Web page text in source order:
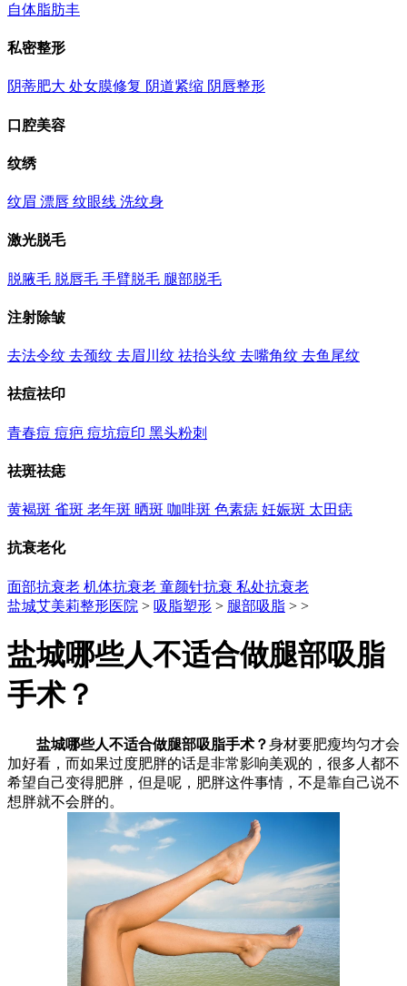
自体脂肪丰
私密整形
阴蒂肥大 处女膜修复 阴道紧缩 阴唇整形
口腔美容
纹绣
纹眉 漂唇 纹眼线 洗纹身
激光脱毛
脱腋毛 脱唇毛 手臂脱毛 腿部脱毛
注射除皱
去法令纹 去颈纹 去眉川纹 祛抬头纹 去嘴角纹 去鱼尾纹
祛痘祛印
青春痘 痘疤 痘坑痘印 黑头粉刺
祛斑祛痣
黄褐斑 雀斑 老年斑 晒斑 咖啡斑 色素痣 妊娠斑 太田痣
抗衰老化
面部抗衰老 机体抗衰老 童颜针抗衰 私处抗衰老
盐城艾美莉整形医院 > 吸脂塑形 > 腿部吸脂 > >
盐城哪些人不适合做腿部吸脂
手术？
盐城哪些人不适合做腿部吸脂手术？身材要肥瘦均匀才会
加好看，而如果过度肥胖的话是非常影响美观的，很多人都不
希望自己变得肥胖，但是呢，肥胖这件事情，不是靠自己说不
想胖就不会胖的。